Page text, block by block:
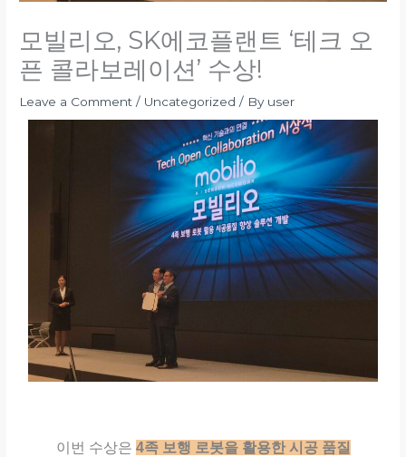
모빌리오, SK에코플랜트 ‘테크 오
픈 콜라보레이션’ 수상!
Leave a Comment / Uncategorized / By user
이번 수상은 4족 보행 로봇을 활용한 시공 품질